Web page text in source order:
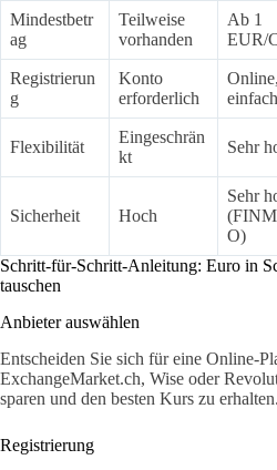
Mindestbetr
ag
Teilweise
vorhanden
Ab 1
EUR/
Registrierun
g
Konto
erforderlich
Online,
einfach
Flexibilität
Eingeschrän
kt
Sehr
Sicherheit Hoch
Sehr
O)
Schritt-für-Schritt-Anleitung: Euro in
tauschen
Anbieter auswählen
Entscheiden Sie sich für eine Online-
ExchangeMarket.ch, Wise oder
sparen und den besten Kurs zu erhalten.
Registrierung